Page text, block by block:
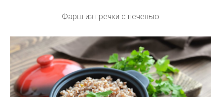
Фарш из гречки с печенью